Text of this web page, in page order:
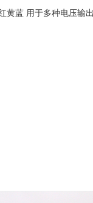
黄蓝 用于多种电压输